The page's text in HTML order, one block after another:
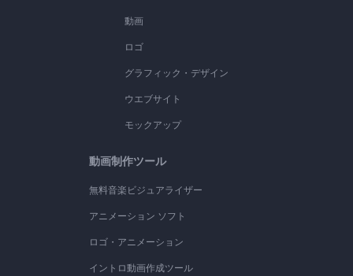
動画
ロゴ
グラフィック・デザイン
ウエブサイト
モックアップ
動画制作ツール
無料音楽ビジュアライザー
アニメーション ソフト
ロゴ・アニメーション
イントロ動画作成ツール